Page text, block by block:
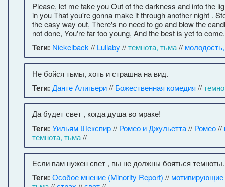
Please, let me take you Out of the darkness and into the
in you That you're gonna make it through another night .
the easy way out, There's no need to go and blow the
not done, You're far too young, And the best is yet to come.
Теги: Nickelback // Lullaby //темнота, тьма//
Не бойся тьмы, хоть и страшна на вид.
Теги: Данте Алигьери// Божественная комедия //
Да будет свет , когда душа во мраке!
Теги: Уильям Шекспир// Ромео и Джульетта// Ромео//
темнота, тьма//
Если вам нужен свет , вы не должны бояться темноты.
Теги: Особое мнение (Minority Report) //